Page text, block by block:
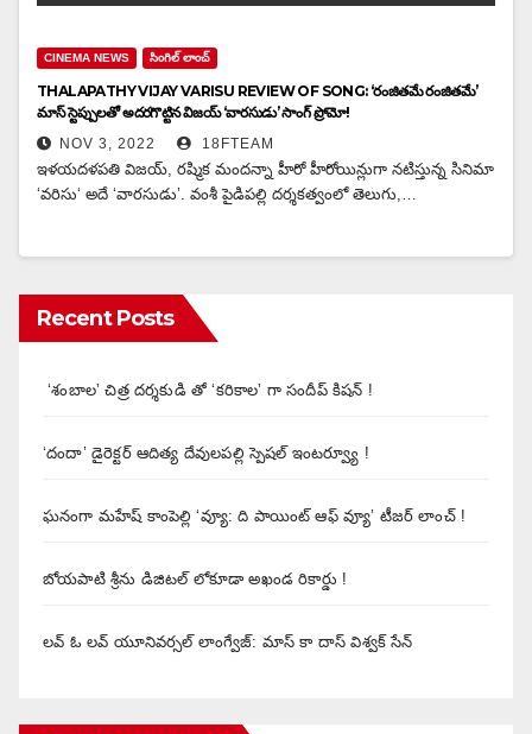
CINEMA NEWS సింగిల్ లాంచ్
THALAPATHY VIJAY VARISU REVIEW OF SONG: ‘రంజితమే రంజితమే’
మాస్ స్టెప్పులతో అదరగొట్టిన విజయ్ ‘వారసుడు’ సాంగ్ ప్రోమో!
NOV 3, 2022 18FTEAM
ఇళయదళపతి విజయ్, రష్మిక మందన్నా హీరో హీరోయిన్లుగా నటిస్తున్న సినిమా
‘వరిసు‘ అదే ‘వారసుడు’. వంశీ పైడిపల్లి దర్శకత్వంలో తెలుగు,…
Recent Posts
‘శంబాల’ చిత్ర దర్శకుడి తో ‘కరికాల’ గా సందీప్ కిషన్ !
‘దందా’ డైరెక్ట‌ర్ ఆదిత్య దేవులపల్లి స్పెషల్ ఇంటర్వ్యూ !
ఘనంగా మహేష్ కాంపెల్లి ‘వ్యూ: ది పాయింట్ ఆఫ్ వ్యూ’ టీజర్ లాంచ్ !
బోయపాటి శ్రీను డిజిటల్‌ లోకూడా అఖండ రికార్డు !
లవ్ ఓ లవ్ యూనివర్సల్ లాంగ్వేజ్‌: మాస్ కా దాస్ విశ్వక్ సేన్